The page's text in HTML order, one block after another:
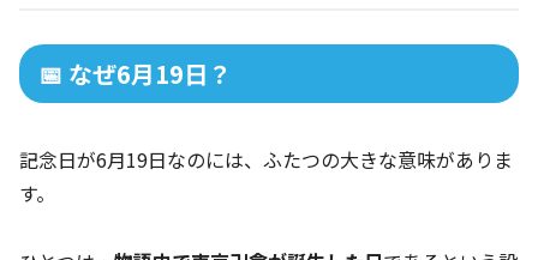
📅 なぜ6月19日？
記念日が6月19日なのには、ふたつの大きな意味がありま
す。